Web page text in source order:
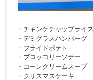
・チキンケチャップライス
・デミグラスハンバーグ
・フライドポテト
・ブロッコリーソテー
・コーンクリームスープ
・クリスマスケーキ